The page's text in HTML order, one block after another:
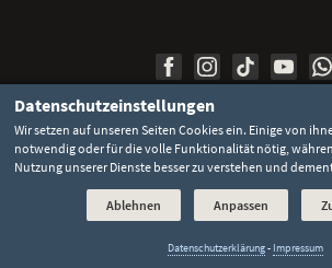
Media
Links
Unsere
Seite
Facebook
Unsere
Seite
Instagram
Unsere
Seite
Unser
Kanal
©2026 Lochmann
Datenschutzeinstellungen
Wir setzen auf unseren Seiten Cookies ein. Einige von
notwendig oder für die volle Funktionalität nötig,
Nutzung unserer Dienste besser zu verstehen und
Ablehnen Anpassen
Datenschutzerklärung- Impressum